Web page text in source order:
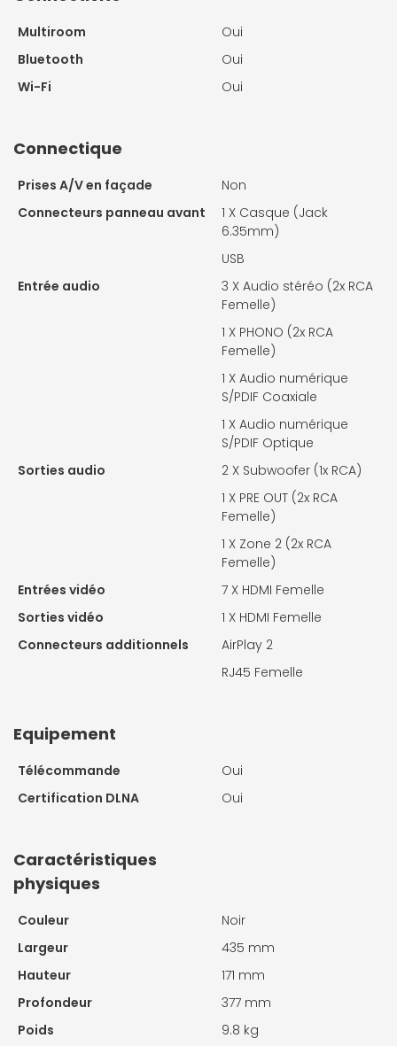
Multiroom
Oui
Bluetooth
Oui
Wi-Fi
Oui
Connectique
Prises A/V en façade
Non
Connecteurs panneau avant
1 X Casque (Jack
6.35mm)
USB
Entrée audio
3 X Audio stéréo (2x RCA
Femelle)
1 X PHONO (2x RCA
Femelle)
1 X Audio numérique
S/PDIF Coaxiale
1 X Audio numérique
S/PDIF Optique
Sorties audio
2 X Subwoofer (1x RCA)
1 X PRE OUT (2x RCA
Femelle)
1 X Zone 2 (2x RCA
Femelle)
Entrées vidéo
7 X HDMI Femelle
Sorties vidéo
1 X HDMI Femelle
Connecteurs additionnels
AirPlay 2
RJ45 Femelle
Equipement
Télécommande
Oui
Certification DLNA
Oui
Caractéristiques
physiques
Couleur
Noir
Largeur
435 mm
Hauteur
171 mm
Profondeur
377 mm
Poids
9.8 kg